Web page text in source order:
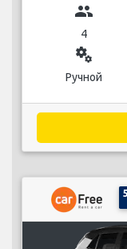
group
4
miscellaneous_services
Ручной